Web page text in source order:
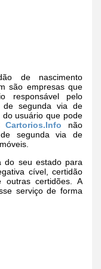
de nascimento
são empresas que
responsável pelo
de segunda via de
usuário que pode
Cartorios.Info não
segunda via de
do seu estado para
cível, certidão
outras certidões. A
serviço de forma